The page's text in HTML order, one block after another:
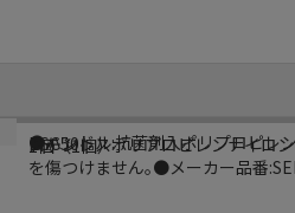
●ハンドル:抗菌剤入ポリプロピレ
を傷つけません｡●メーカー品番
BSC50
ステンレスポリプロピレンナイロン
1個（1個）